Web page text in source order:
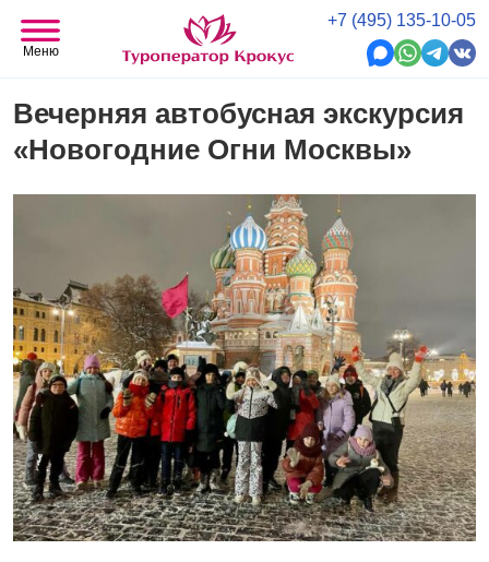
+7 (495) 135-10-05
Меню
Вечерняя автобусная экскурсия
«Новогодние Огни Москвы»